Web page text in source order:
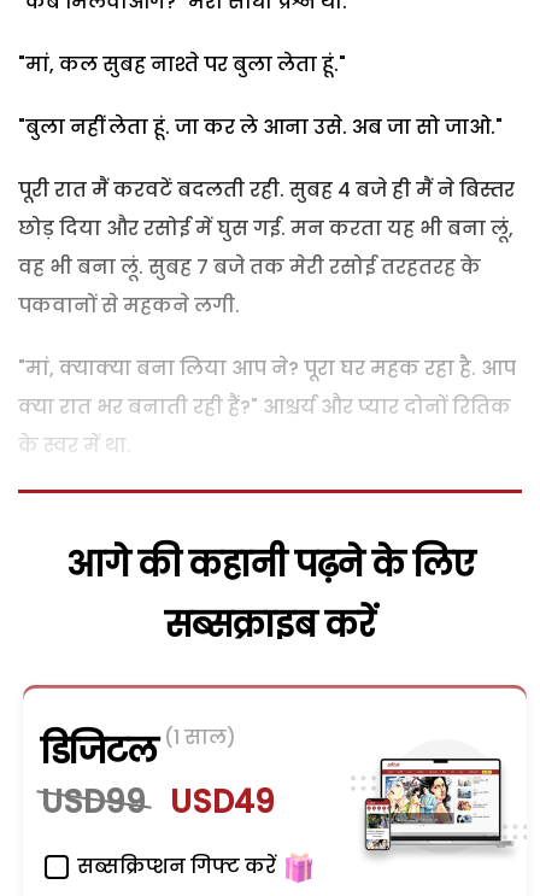
"मां, कल सुबह नाश्ते पर बुला लेता हूं."
"बुला नहीं लेता हूं. जा कर ले आना उसे. अब जा सो जाओ."
पूरी रात मैं करवटें बदलती रही. सुबह 4 बजे ही मैं ने बिस्तर
छोड़ दिया और रसोई में घुस गई. मन करता यह भी बना लूं,
वह भी बना लूं. सुबह 7 बजे तक मेरी रसोई तरहतरह के
पकवानों से महकने लगी.
"मां, क्याक्या बना लिया आप ने? पूरा घर महक रहा है. आप
क्या रात भर बनाती रही हैं?" आश्चर्य और प्यार दोनों रितिक
के स्वर में था.
आगे की कहानी पढ़ने के लिए
सब्सक्राइब करें
डिजिटल (1 साल)
USD99 USD49
सब्सक्रिप्शन गिफ्ट करें